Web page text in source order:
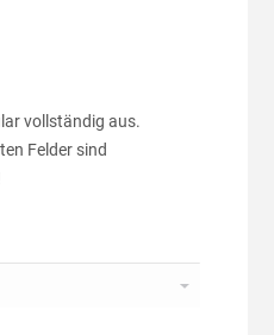
vollständig aus.
Felder sind